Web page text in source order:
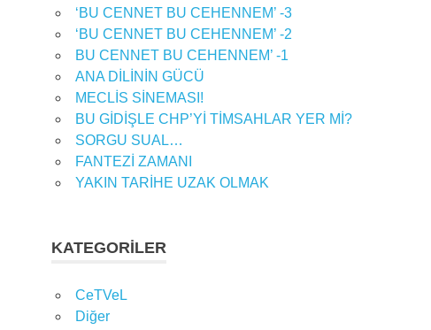
‘BU CENNET BU CEHENNEM’ -3
‘BU CENNET BU CEHENNEM’ -2
BU CENNET BU CEHENNEM’ -1
ANA DİLİNİN GÜCÜ
MECLİS SİNEMASI!
BU GİDİŞLE CHP’Yİ TİMSAHLAR YER Mİ?
SORGU SUAL…
FANTEZİ ZAMANI
YAKIN TARİHE UZAK OLMAK
KATEGORILER
CeTVeL
Diğer